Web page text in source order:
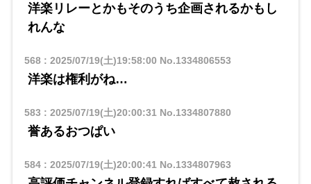
洋楽リレーとかもそのうち企画されるかもし
れんな
568: 2025/07/19(土)19:58:00 No.1334806553
洋楽は権利がね…
583 : 2025/07/19(土)20:00:31 No.1334807880
誉あるおつぱい
584: 2025/07/19(土)20:00:41 No.1334807963